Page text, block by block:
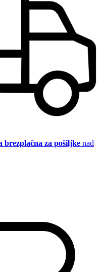
brezplačna za pošiljke nad